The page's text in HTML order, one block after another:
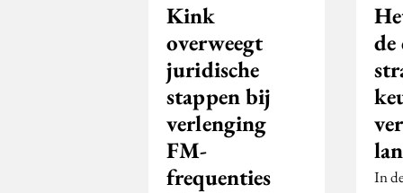
Kink
overweegt
juridische
stappen bij
verlenging
FM-
frequenties
de
In